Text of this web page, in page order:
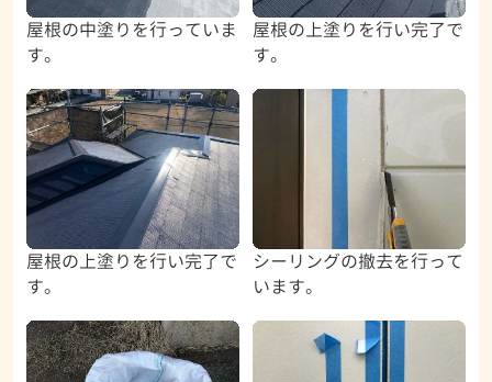
屋根の中塗りを行っていま
す。
屋根の上塗りを行い完了で
す。
屋根の上塗りを行い完了で
す。
シーリングの撤去を行って
います。